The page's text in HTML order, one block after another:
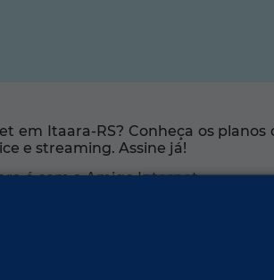
em Itaara-RS? Conheça os
e streaming. Assine já!
é com a Amigo Internet.